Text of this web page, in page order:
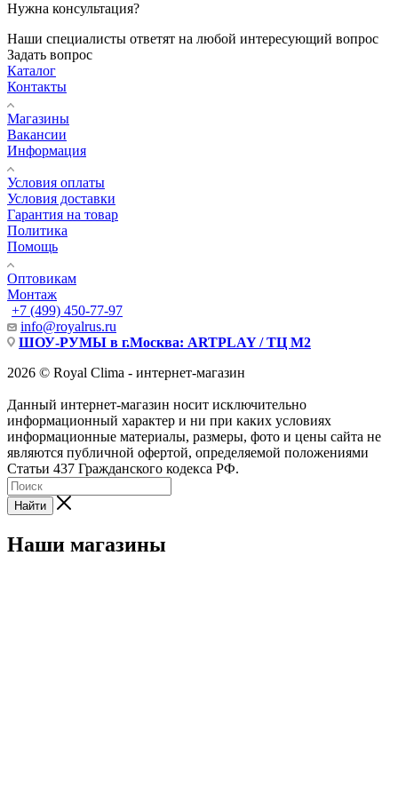
Нужна консультация?
Наши специалисты ответят на любой интересующий вопрос
Задать вопрос
Каталог
Контакты
Магазины
Вакансии
Информация
Условия оплаты
Условия доставки
Гарантия на товар
Политика
Помощь
Оптовикам
Монтаж
+7 (499) 450-77-97
info@royalrus.ru
ШОУ-РУМЫ в г.Москва: ARTPLAY / ТЦ М2
2026 © Royal Clima - интернет-магазин
Данный интернет-магазин носит исключительно
информационный характер и ни при каких условиях
информационные материалы, размеры, фото и цены сайта не
являются публичной офертой, определяемой положениями
Статьи 437 Гражданского кодекса РФ.
Найти
Наши магазины